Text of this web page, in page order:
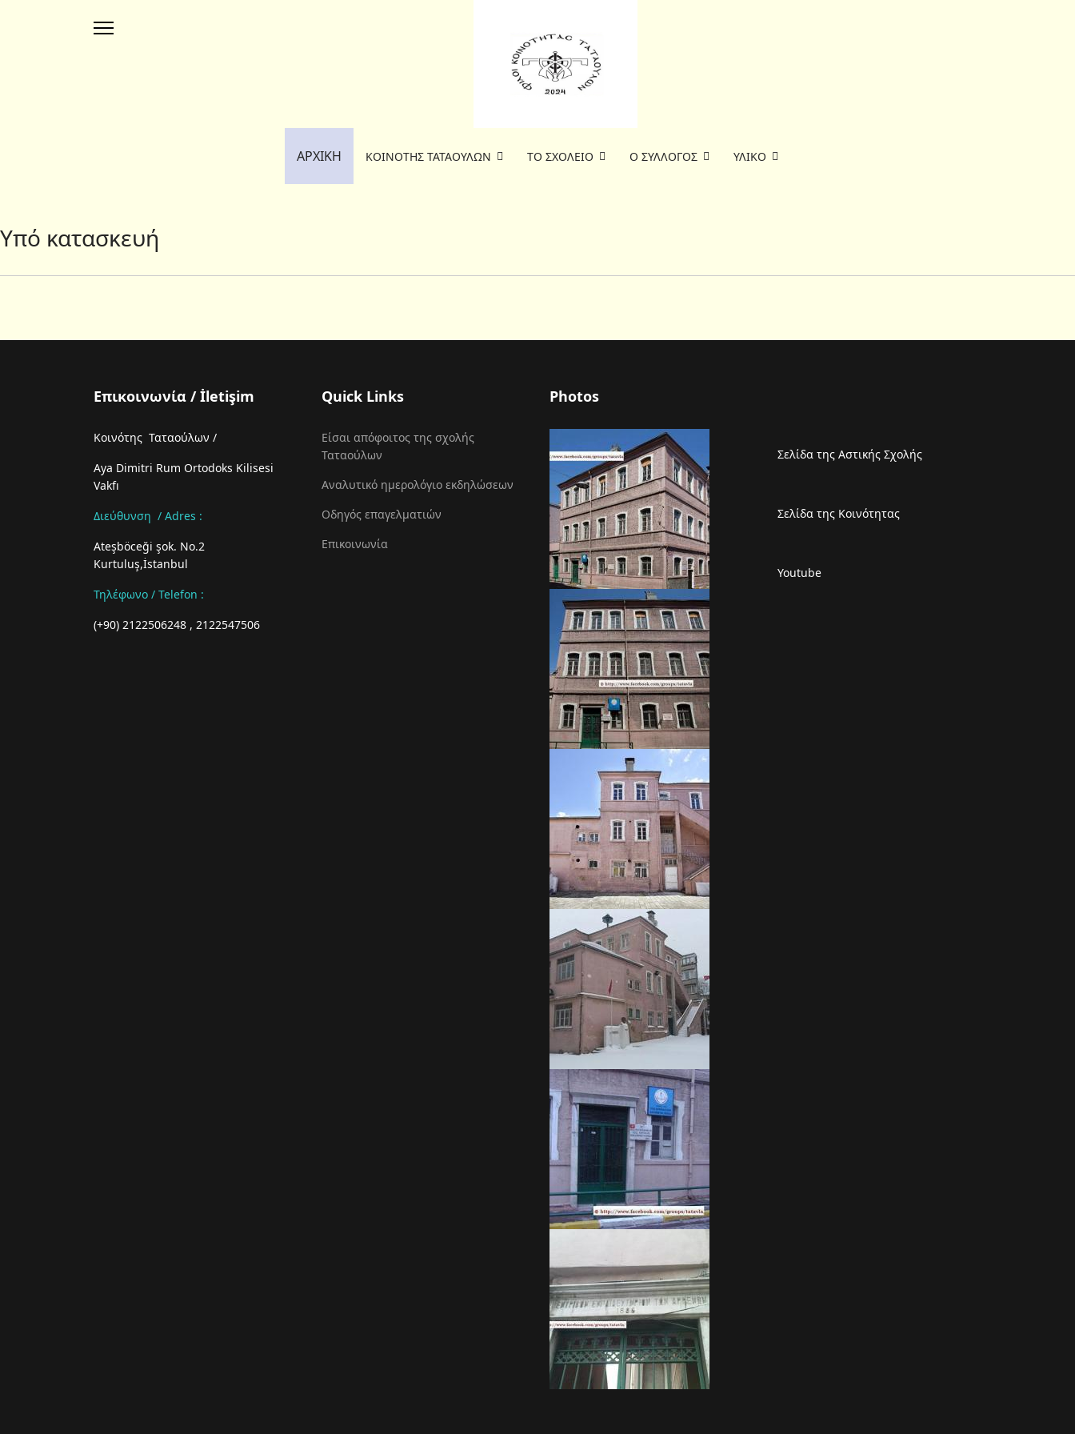
ΑΡΧΙΚΗ ΚΟΙΝΟΤΗΣ ΤΑΤΑΟΥΛΩΝ ΤΟ ΣΧΟΛΕΙΟ Ο ΣΥΛΛΟΓΟΣ ΥΛΙΚΟ
Υπό κατασκευή
Επικοινωνία / İletişim
Κοινότης Ταταούλων /
Aya Dimitri Rum Ortodoks Kilisesi
Vakfı
Διεύθυνση / Adres :
Ateşböceği şok. No.2
Kurtuluş,İstanbul
Τηλέφωνο / Telefon :
(+90) 2122506248 , 2122547506
Quick Links
Είσαι απόφοιτος της σχολής
Ταταούλων
Αναλυτικό ημερολόγιο εκδηλώσεων
Οδηγός επαγελματιών
Επικοινωνία
Photos
Σελίδα της Αστικής Σχολής
Σελίδα της Κοινότητας
Youtube